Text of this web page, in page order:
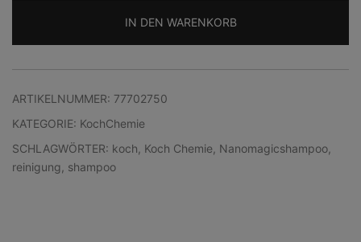
IN DEN WARENKORB
Alternative:
ARTIKELNUMMER: 77702750
KATEGORIE: KochChemie
SCHLAGWÖRTER: koch Koch Chemie Nanomagicshampoo
reinigung shampoo